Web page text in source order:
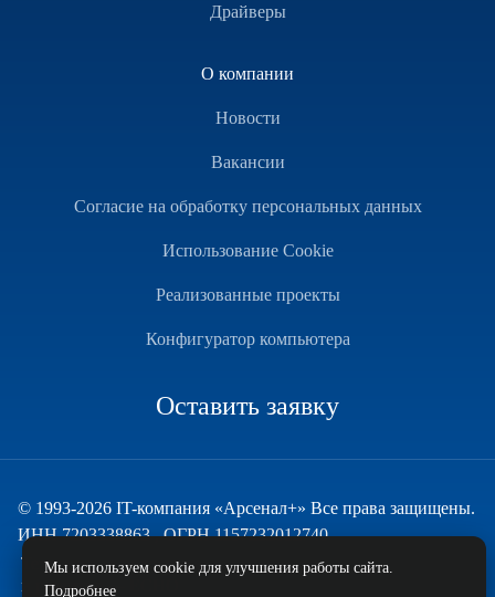
Драйверы
О компании
Новости
Вакансии
Согласие на обработку персональных данных
Использование Cookie
Реализованные проекты
Конфигуратор компьютера
Оставить заявку
© 1993-2026 IT-компания «Арсенал+» Все права защищены.
ИНН 7203338863 , ОГРН 1157232012740
Техническая поддержка
и развитие — ECHO
Мы используем cookie для улучшения работы сайта.
Подробнее